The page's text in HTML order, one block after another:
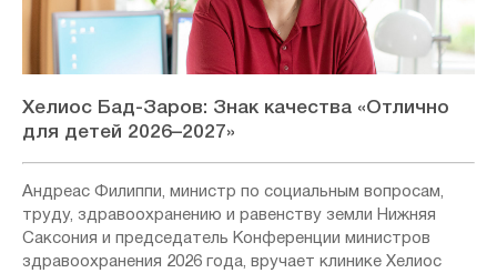
Хелиос Бад-Заров: Знак качества «Отлично
для детей 2026–2027»
Андреас Филиппи, министр по социальным вопросам,
труду, здравоохранению и равенству земли Нижняя
Саксония и председатель Конференции министров
здравоохранения 2026 года, вручает клинике Хелиос